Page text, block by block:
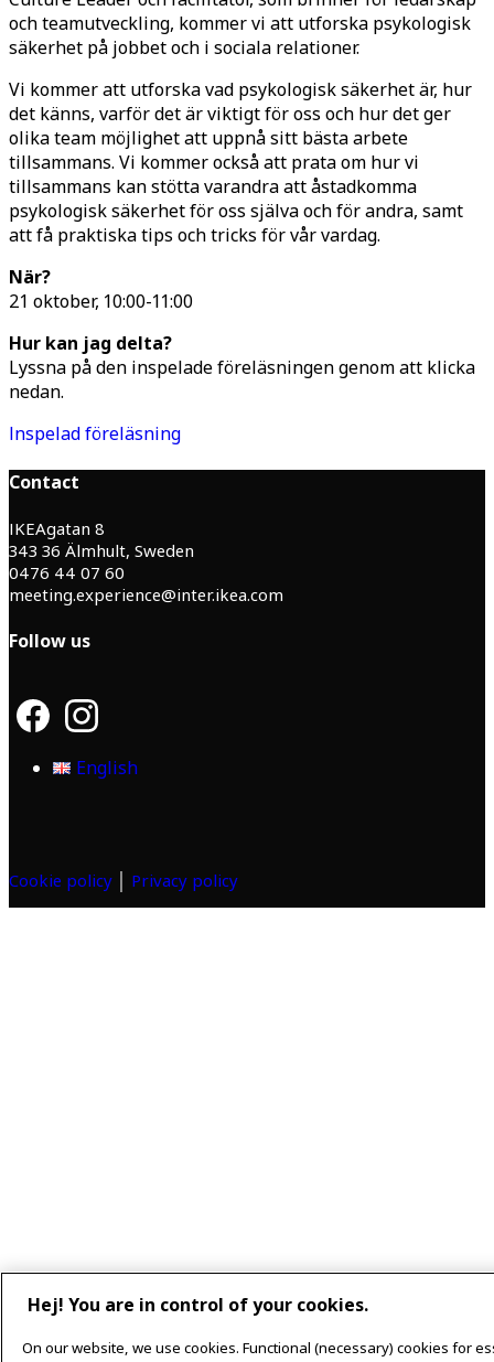
och teamutveckling, kommer vi att utforska psykologisk
säkerhet på jobbet och i sociala relationer.
Vi kommer att utforska vad psykologisk säkerhet är, hur
det känns, varför det är viktigt för oss och hur det ger
olika team möjlighet att uppnå sitt bästa arbete
tillsammans. Vi kommer också att prata om hur vi
tillsammans kan stötta varandra att åstadkomma
psykologisk säkerhet för oss själva och för andra, samt
att få praktiska tips och tricks för vår vardag.
När?
21 oktober, 10:00-11:00
Hur kan jag delta?
Lyssna på den inspelade föreläsningen genom att klicka
nedan.
Inspelad föreläsning
Contact
IKEAgatan 8
343 36 Älmhult, Sweden
0476 44 07 60
meeting.experience@inter.ikea.com
Follow us
F
a
e
I
n
s
t
English
Cookie policy Privacy policy
Hej! You are in control of your cookies.
On our website, we use cookies. Functional (necessary) cookies for